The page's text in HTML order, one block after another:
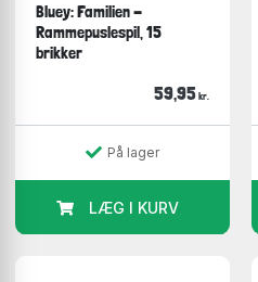
Bluey: Familien -
Rammepuslespil, 15
brikker
59,95 kr.
På lager
LÆG I KURV